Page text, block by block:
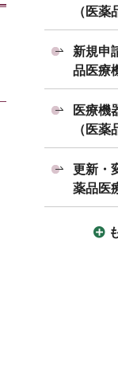
（医薬
新規申
品医療
医療機
（医薬
更新・
薬品医